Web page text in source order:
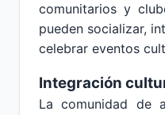
comunitarios y
pueden socializar,
celebrar eventos
Integración
La comunidad de